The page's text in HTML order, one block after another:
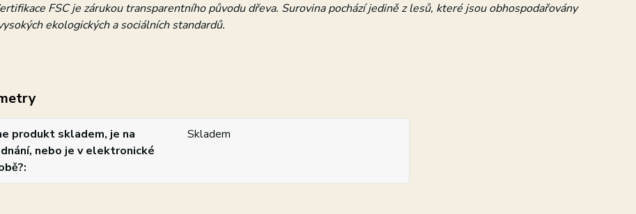
FSC je zárukou transparentního původu dřeva. Surovina pochází jedině z lesů, které jsou obhospodařovány
ekologických a sociálních standardů.
produkt skladem, je na
nebo je v elektronické
Skladem